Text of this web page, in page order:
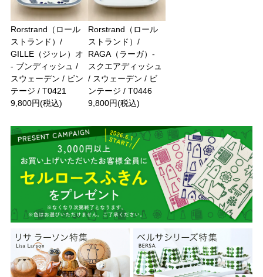
Rorstrand（ロール
ストランド）/
GILLE（ジッレ）オ
- ブンディッシュ /
スウェーデン / ビン
テージ / T0421
9,800円(税込)
Rorstrand（ロール
ストランド）/
RAGA（ラーガ）-
スクエアディッシュ
/ スウェーデン / ビ
ンテージ / T0446
9,800円(税込)